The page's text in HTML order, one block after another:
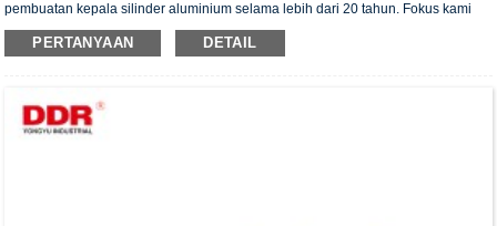
pembuatan kepala silinder aluminium selama lebih dari 20 tahun. Fokus kami
adalah pada kualitas dan layanan. Kepala silinder kami telah memperoleh
sertifikat otentikasi ISO16949, "Kepala silinder dengan penyegelan tinggi",
PERTANYAAN DETAIL